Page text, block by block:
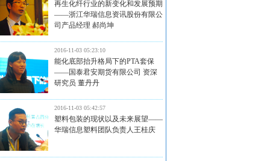
再生化纤行业的新变化和发展预期
——浙江华瑞信息资讯股份有限公
司产品经理 郝尚坤
2016-11-03 05:23:10
能化底部抬升格局下的PTA套保
——国泰君安期货有限公司 资深
研究员 董丹丹
2016-11-03 05:42:57
塑料包装的现状以及未来展望——
华瑞信息塑料团队负责人王桂庆